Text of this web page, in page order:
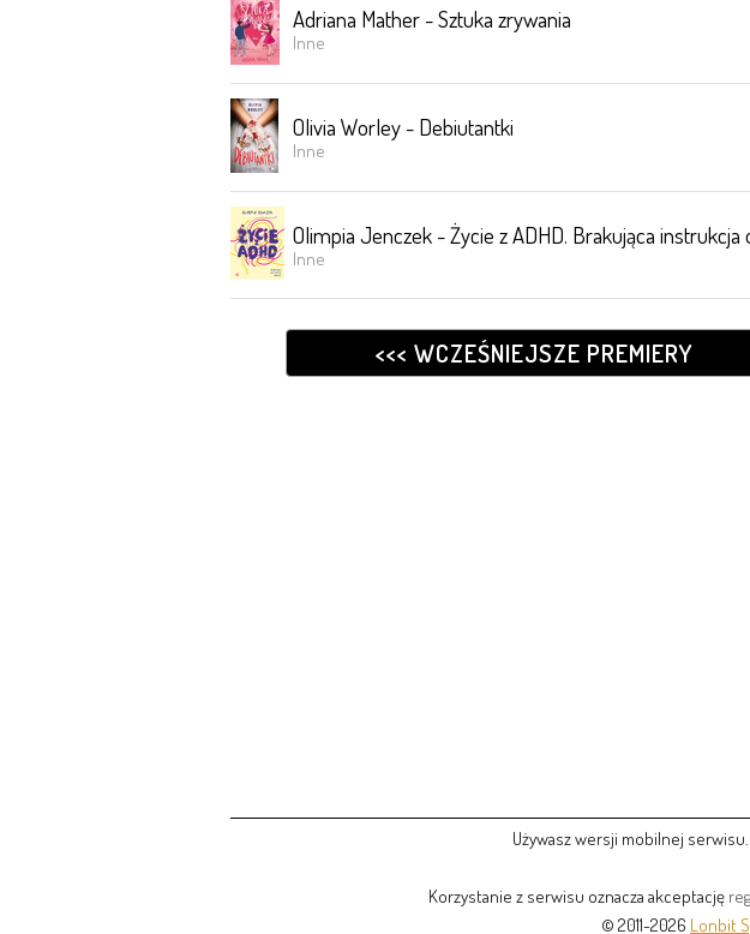
Adriana Mather - Sztuka zrywania
Inne
Olivia Worley - Debiutantki
Inne
Olimpia Jenczek - Życie z ADHD. Brakująca instrukcja
Inne
<<< WCZEŚNIEJSZE PREMIERY
Używasz wersji mobilnej
Korzystanie z serwisu oznacza akceptację
© 2011-2026 Lonbit